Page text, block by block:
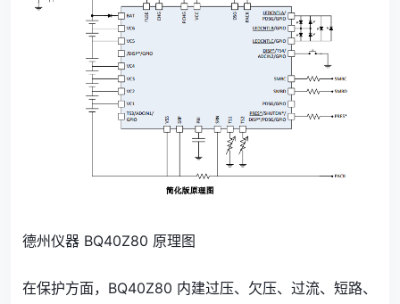
德州仪器 BQ40Z80 原理图
在保护方面，BQ40Z80 内建过压、欠压、过流、短路、